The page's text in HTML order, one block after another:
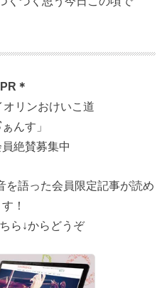
＊
オリンおけいこ道
んす」
絶賛募集中
を語った会員限定記事が読め
！
ら↓からどうぞ